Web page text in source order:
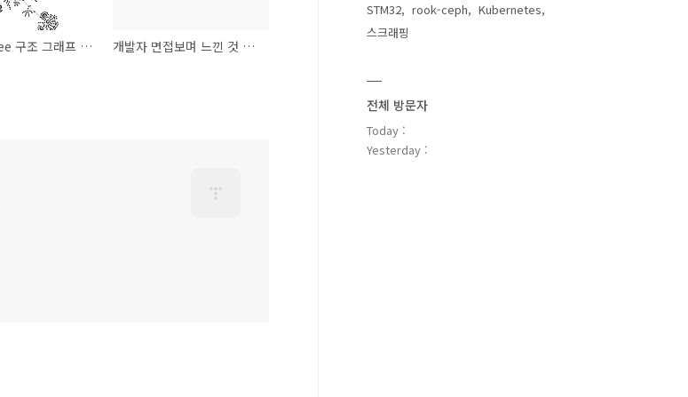
크롤링 Tree 구조 그래프 민들레인듯 꽃다발인듯 개발자 면접보며 느낀 것 + (2cpu 덧글에 쓴거)
STM32
rook-ceph
Kubernetes
스크래핑
전체 방문자
Today :
Yesterday :